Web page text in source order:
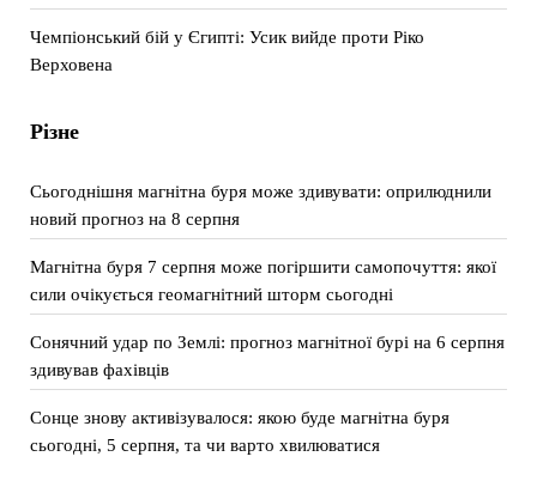
Чемпіонський бій у Єгипті: Усик вийде проти Ріко
Верховена
Різне
Сьогоднішня магнітна буря може здивувати: оприлюднили
новий прогноз на 8 серпня
Магнітна буря 7 серпня може погіршити самопочуття: якої
сили очікується геомагнітний шторм сьогодні
Сонячний удар по Землі: прогноз магнітної бурі на 6 серпня
здивував фахівців
Сонце знову активізувалося: якою буде магнітна буря
сьогодні, 5 серпня, та чи варто хвилюватися